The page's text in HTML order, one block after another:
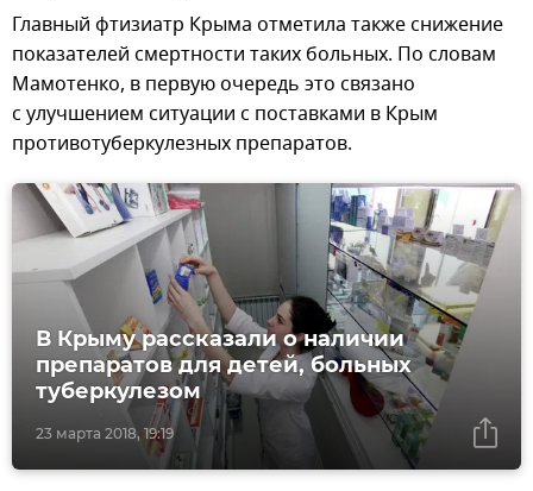
Главный фтизиатр Крыма отметила также снижение
показателей смертности таких больных. По словам
Мамотенко, в первую очередь это связано
с улучшением ситуации с поставками в Крым
противотуберкулезных препаратов.
23 марта 2018, 19:19
В Крыму рассказали о наличии
препаратов для детей, больных
туберкулезом